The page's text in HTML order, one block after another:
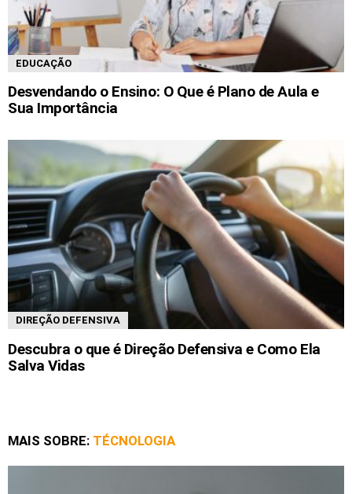
EDUCAÇÃO
Desvendando o Ensino: O Que é Plano de Aula e
Sua Importância
DIREÇÃO DEFENSIVA
Descubra o que é Direção Defensiva e Como Ela
Salva Vidas
MAIS SOBRE: TÉCNOLOGIA